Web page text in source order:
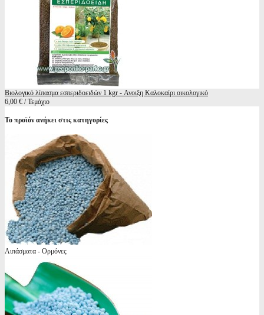
Βιολογικό λίπασμα εσπεριδοειδών 1 kgr - Ανοιξη Καλοκαίρι οικολογικό
6,00 € / Τεμάχιο
Το προϊόν ανήκει στις κατηγορίες
Λιπάσματα - Ορμόνες